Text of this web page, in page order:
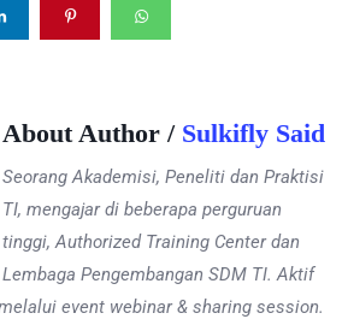
About Author / Sulkifly Said
Seorang Akademisi, Peneliti dan Praktisi
TI, mengajar di beberapa perguruan
tinggi, Authorized Training Center dan
Lembaga Pengembangan SDM TI. Aktif
event webinar & sharing session.